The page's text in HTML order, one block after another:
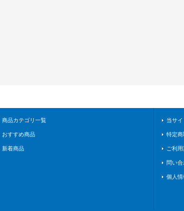
商品カテゴリ一覧
おすすめ商品
新着商品
当サ
特定
ご利
問い合
個人